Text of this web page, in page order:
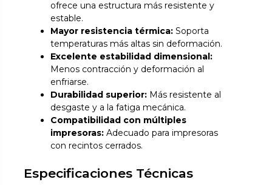
ofrece una estructura más resistente y
estable.
Mayor resistencia térmica: Soporta
temperaturas más altas sin deformación.
Excelente estabilidad dimensional:
Menos contracción y deformación al
enfriarse.
Durabilidad superior: Más resistente al
desgaste y a la fatiga mecánica.
Compatibilidad con múltiples
impresoras: Adecuado para impresoras
con recintos cerrados.
Especificaciones Técnicas